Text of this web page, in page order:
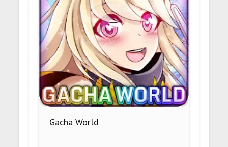
Gacha World